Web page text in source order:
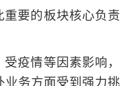
要的板块核心负责
疫情等因素影响，
务方面受到强力挑